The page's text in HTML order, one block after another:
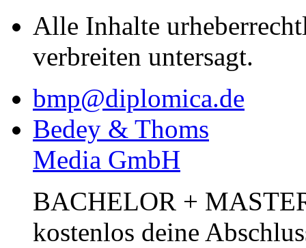
Alle Inhalte
verbreiten untersagt.
bmp@diplomica.de
Bedey & Thoms
Media GmbH
BACHELOR +
kostenlos deine